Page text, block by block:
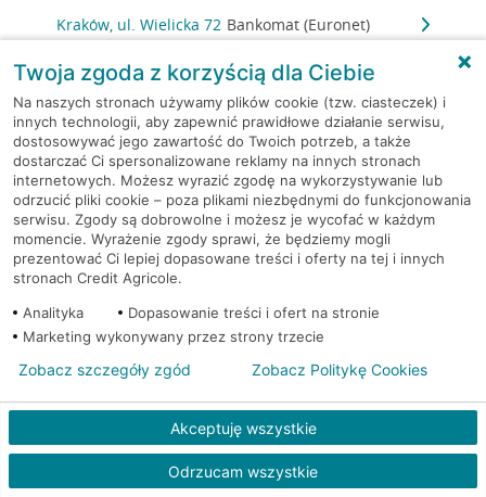
Kraków, ul. Wielicka 72 Bankomat (Euronet)
Kraków, ul. Wielicka 72 Bankomat (Euronet)
Kraków, ul. Wielicka 72 Bankomat (Euronet)
Kraków, ul. Wielicka 79 Bankomat (Euronet)
Kraków, ul. Wiślna 6 Bankomat (Euronet)
Kraków, ul. Włoska 2
Kraków, ul. Wrocławska 43A Bankomat (Euronet)
Kraków, ul. Wysłouchów 1 Bankomat (Euronet)
Kraków, ul. Zakopiańska 105 Bankomat (Euronet)
Twoja zgoda z korzyścią dla Ciebie
Na naszych stronach używamy plików cookie (tzw. ciasteczek) i
innych technologii, aby zapewnić prawidłowe działanie serwisu,
dostosowywać jego zawartość do Twoich potrzeb, a także
dostarczać Ci spersonalizowane reklamy na innych stronach
internetowych. Możesz wyrazić zgodę na wykorzystywanie lub
odrzucić pliki cookie – poza plikami niezbędnymi do funkcjonowania
serwisu. Zgody są dobrowolne i możesz je wycofać w każdym
momencie. Wyrażenie zgody sprawi, że będziemy mogli
prezentować Ci lepiej dopasowane treści i oferty na tej i innych
stronach Credit Agricole.
Analityka
Dopasowanie treści i ofert na stronie
Marketing wykonywany przez strony trzecie
Akceptuję wszystkie
Odrzucam wszystkie
Zobacz szczegóły zgód Zobacz Politykę Cookies